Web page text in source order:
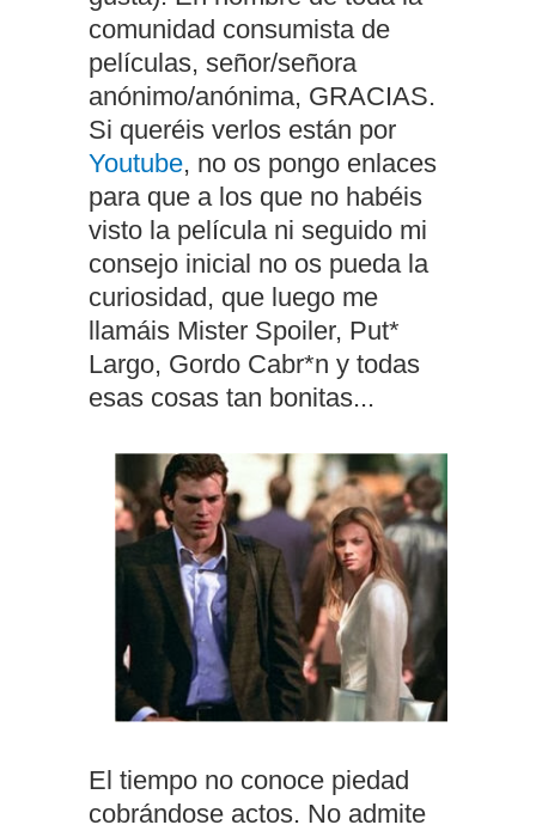
comunidad consumista de
películas, señor/señora
anónimo/anónima, GRACIAS.
Si queréis verlos están por
Youtube, no os pongo enlaces
para que a los que no habéis
visto la película ni seguido mi
consejo inicial no os pueda la
curiosidad, que luego me
llamáis Mister Spoiler, Put*
Largo, Gordo Cabr*n y todas
esas cosas tan bonitas...
El tiempo no conoce piedad
cobrándose actos. No admite